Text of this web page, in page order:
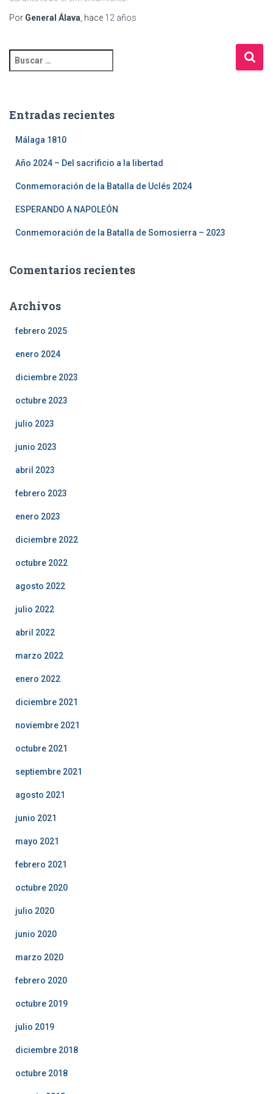
Por General Álava, hace 12 años
Entradas recientes
Málaga 1810
Año 2024 – Del sacrificio a la libertad
Conmemoración de la Batalla de Uclés 2024
ESPERANDO A NAPOLEÓN
Conmemoración de la Batalla de Somosierra – 2023
Comentarios recientes
Archivos
febrero 2025
enero 2024
diciembre 2023
octubre 2023
julio 2023
junio 2023
abril 2023
febrero 2023
enero 2023
diciembre 2022
octubre 2022
agosto 2022
julio 2022
abril 2022
marzo 2022
enero 2022
diciembre 2021
noviembre 2021
octubre 2021
septiembre 2021
agosto 2021
junio 2021
mayo 2021
febrero 2021
octubre 2020
julio 2020
junio 2020
marzo 2020
febrero 2020
octubre 2019
julio 2019
diciembre 2018
octubre 2018